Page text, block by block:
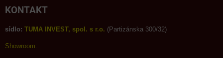
KONTAKT
sídlo: TUMA INVEST, spol. s r.o. (Partizánska 300/32)
Showroom: